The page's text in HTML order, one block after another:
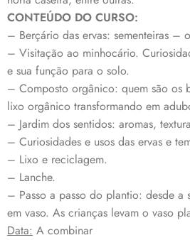
CONTEÚDO DO CURSO:
– Berçário das ervas: sementeiras –
– Visitação ao minhocário.
e sua função para o solo.
– Composto orgânico: quem são os
lixo orgânico transformando em
– Jardim dos sentidos: aromas,
– Curiosidades e usos das ervas e
– Lixo e reciclagem.
– Lanche.
– Passo a passo do plantio: desde a
em vaso. As crianças levam o vaso
Data: A combinar